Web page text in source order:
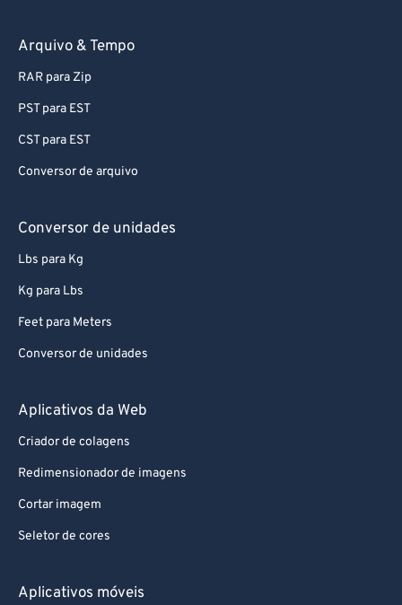
Arquivo & Tempo
RAR para Zip
PST para EST
CST para EST
Conversor de arquivo
Conversor de unidades
Lbs para Kg
Kg para Lbs
Feet para Meters
Conversor de unidades
Aplicativos da Web
Criador de colagens
Redimensionador de imagens
Cortar imagem
Seletor de cores
Aplicativos móveis